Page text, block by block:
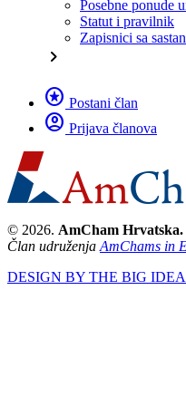
Posebne ponude
Statut i pravilnik
Zapisnici sa
chevron_right
stars Postani član
account_circle Prijava članova
© 2026. AmCham Hrvatska.
Član udruženja AmChams in
DESIGN BY THE BIG